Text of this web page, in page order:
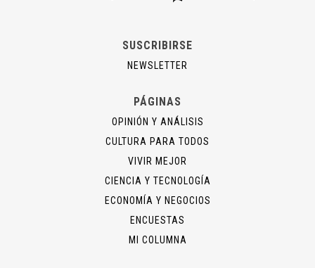
SUSCRIBIRSE
NEWSLETTER
PÁGINAS
OPINIÓN Y ANÁLISIS
CULTURA PARA TODOS
VIVIR MEJOR
CIENCIA Y TECNOLOGÍA
ECONOMÍA Y NEGOCIOS
ENCUESTAS
MI COLUMNA